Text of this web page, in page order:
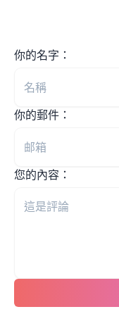
你的名字：
你的郵件：
您的內容：